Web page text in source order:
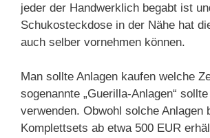
jeder der Handwerklich begabt ist
Schukosteckdose in der Nähe hat
auch selber vornehmen können.
Man sollte Anlagen kaufen welche
sogenannte „Guerilla-Anlagen“
verwenden. Obwohl solche Anlagen
Komplettsets ab etwa 500 EUR